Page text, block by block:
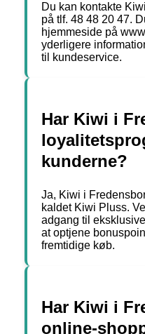
Du kan kontakte
på tlf. 48 48 20 47.
hjemmeside på
yderligere
til kundeservice.
Har Kiwi i
kunderne?
Ja, Kiwi i
kaldet Kiwi Pluss.
adgang til
at optjene
fremtidige køb.
Har Kiwi i
online-